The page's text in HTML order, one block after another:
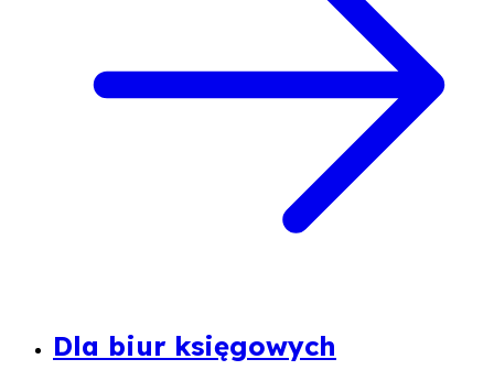
Dla biur księgowych